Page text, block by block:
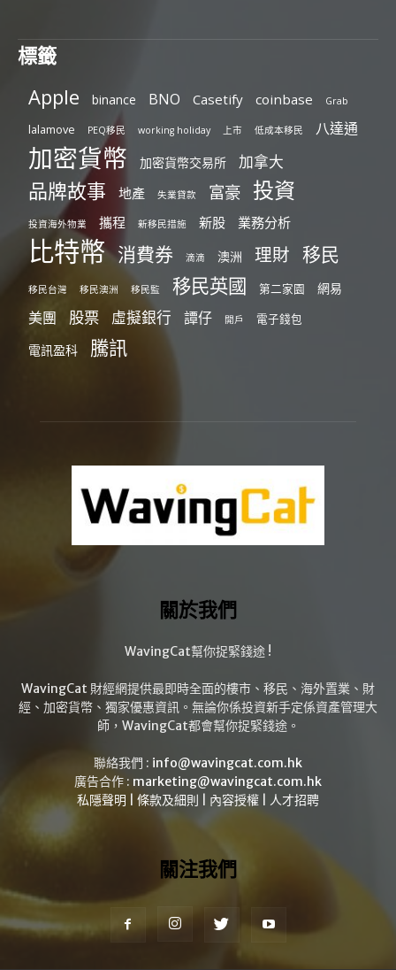
標籤
Apple binance BNO Casetify coinbase Grab
lalamove PEQ移民 working holiday 上市 低成本移民 八達通
加密貨幣 加密貨幣交易所 加拿大
品牌故事 地產 失業貸款 富豪 投資
投資海外物業 攜程 新移民措施 新股 業務分析
比特幣 消費券 滴滴 澳洲 理財 移民
移民台灣 移民澳洲 移民監 移民英國 第二家園 網易
美團 股票 虛擬銀行 譚仔 開戶 電子錢包
電訊盈科 騰訊
關於我們
WavingCat幫你捉緊錢途 !
WavingCat 財經網提供最即時全面的樓市、移民、海外置業、財
經、加密貨幣、獨家優惠資訊。無論你係投資新手定係資產管理大
師，WavingCat都會幫你捉緊錢途。
聯絡我們 : info@wavingcat.com.hk
廣告合作 : marketing@wavingcat.com.hk
私隱聲明
條款及細則 內容授權 人才招聘
關注我們